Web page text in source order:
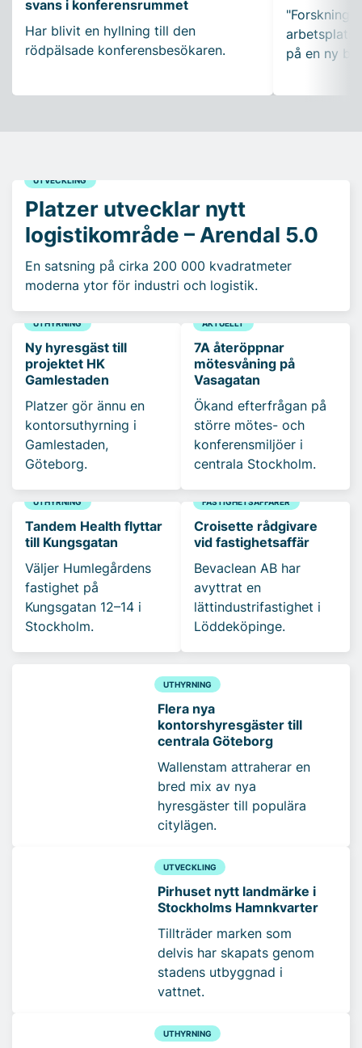
svans i konferensrummet
Har blivit en hyllning till den
rödpälsade konferensbesökaren.
"Forskning
på en ny
UTVECKLING
Platzer utvecklar nytt
logistikområde – Arendal 5.0
En satsning på cirka 200 000 kvadratmeter
moderna ytor för industri och logistik.
UTHYRNING
Ny hyresgäst till
projektet HK
Gamlestaden
Platzer gör ännu en
kontorsuthyrning i
Gamlestaden,
Göteborg.
AKTUELLT
7A återöppnar
mötesvåning på
Vasagatan
Ökand efterfrågan på
större mötes- och
konferensmiljöer i
centrala Stockholm.
UTHYRNING
Tandem Health flyttar
till Kungsgatan
Väljer Humlegårdens
fastighet på
Kungsgatan 12–14 i
Stockholm.
FASTIGHETSAFFÄRER
Croisette rådgivare
vid fastighetsaffär
Bevaclean AB har
avyttrat en
lättindustrifastighet i
Löddeköpinge.
UTHYRNING
Flera nya
kontorshyresgäster till
centrala Göteborg
Wallenstam attraherar en
bred mix av nya
hyresgäster till populära
citylägen.
UTVECKLING
Pirhuset nytt landmärke i
Stockholms Hamnkvarter
Tillträder marken som
delvis har skapats genom
stadens utbyggnad i
vattnet.
UTHYRNING